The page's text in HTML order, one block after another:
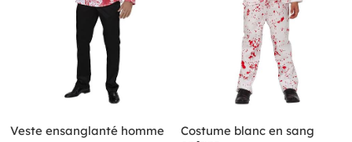
Veste ensanglanté homme
Costume blanc en sang